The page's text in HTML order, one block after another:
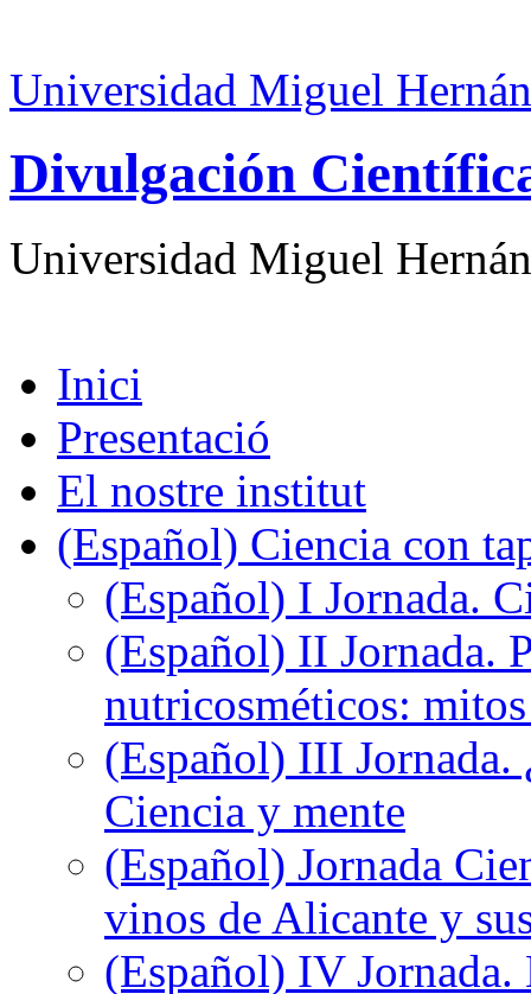
Universidad Miguel
Divulgación
Universidad Miguel
Inici
Presentació
El nostre institut
(Español) Ciencia con
(Español) I Jornada.
(Español) II Jornada.
nutricosméticos:
(Español) III Jornada.
Ciencia y mente
(Español) Jornada
vinos de Alicante y
(Español) IV